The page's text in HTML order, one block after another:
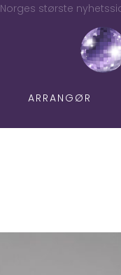
Norges største
ARRANGØR